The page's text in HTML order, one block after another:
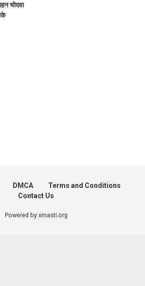
चोदवा
DMCA
Terms and Conditions
Contact Us
Powered by xmasti.org